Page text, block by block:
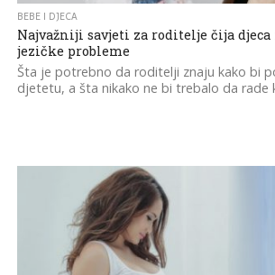
BEBE I DJECA
Najvažniji savjeti za roditelje čija
jezičke probleme
Šta je potrebno da roditelji znaju kako bi
djetetu, a šta nikako ne bi trebalo da rade